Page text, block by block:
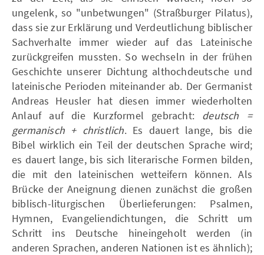
ungelenk, so "unbetwungen" (Straßburger Pilatus),
dass sie zur Erklärung und Verdeutlichung biblischer
Sachverhalte immer wieder auf das Lateinische
zurückgreifen mussten. So wechseln in der frühen
Geschichte unserer Dichtung althochdeutsche und
lateinische Perioden miteinander ab. Der Germanist
Andreas Heusler hat diesen immer wiederholten
Anlauf auf die Kurzformel gebracht: deutsch =
germanisch + christlich. Es dauert lange, bis die
Bibel wirklich ein Teil der deutschen Sprache wird;
es dauert lange, bis sich literarische Formen bilden,
die mit den lateinischen wetteifern können. Als
Brücke der Aneignung dienen zunächst die großen
biblisch-liturgischen Überlieferungen: Psalmen,
Hymnen, Evangeliendichtungen, die Schritt um
Schritt ins Deutsche hineingeholt werden (in
anderen Sprachen, anderen Nationen ist es ähnlich);